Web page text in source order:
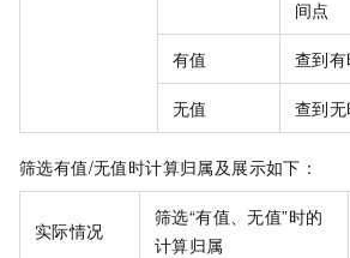
间点
有值 查到
无值 查到
筛选有值/无值时计算归属及展示如下：
实际情况
筛选“有值、无值”时的
计算归属